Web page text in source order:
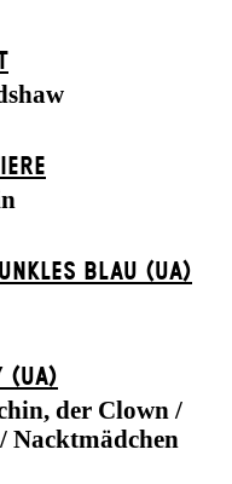
BLAU (UA)
(UA)
der Clown /
Nacktmädchen